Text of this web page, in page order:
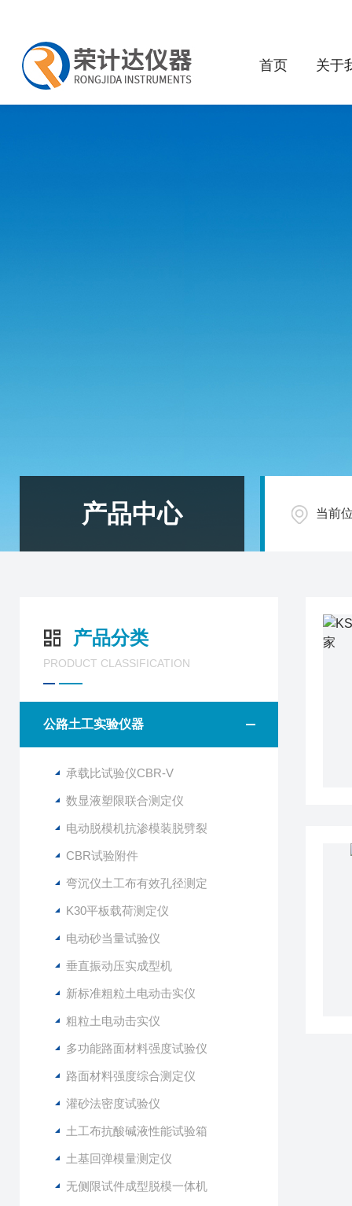
首页 关于
产品中心 当前
产品分类
PRODUCT CLASSIFICATION
公路土工实验仪器
承载比试验仪CBR-V
数显液塑限联合测定仪
电动脱模机抗渗模装脱劈裂
CBR试验附件
弯沉仪土工布有效孔径测定
K30平板载荷测定仪
电动砂当量试验仪
垂直振动压实成型机
新标准粗粒土电动击实仪
粗粒土电动击实仪
多功能路面材料强度试验仪
路面材料强度综合测定仪
灌砂法密度试验仪
土工布抗酸碱液性能试验箱
土基回弹模量测定仪
无侧限试件成型脱模一体机